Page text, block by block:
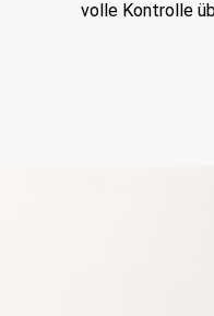
volle Kontrolle